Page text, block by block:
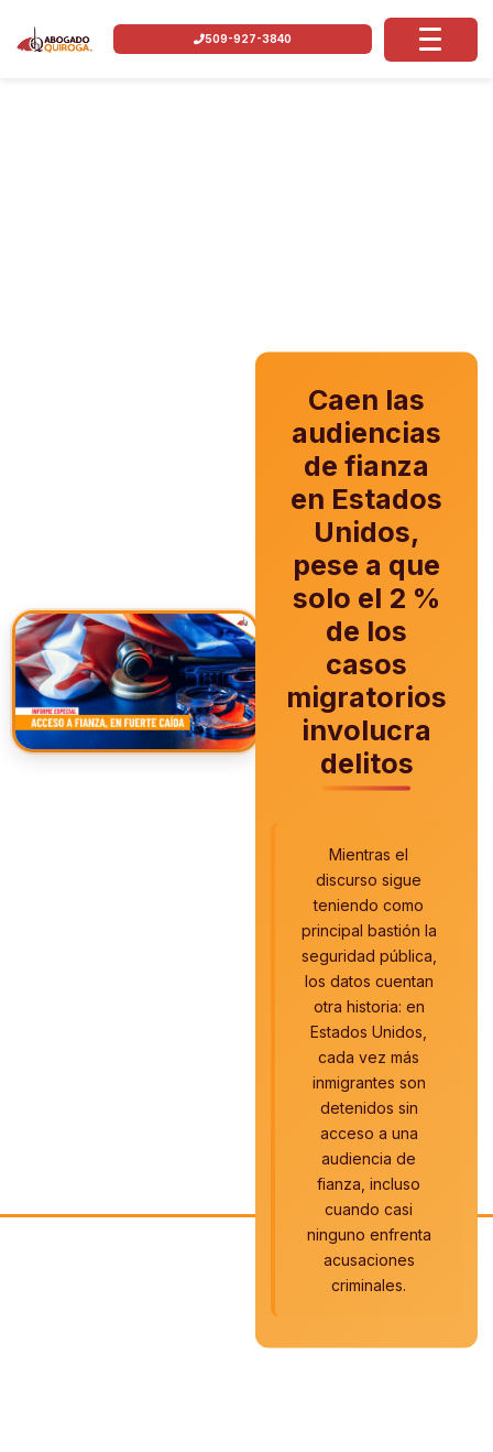
509-927-3840
Caen las
audiencias
de fianza
en Estados
Unidos,
pese a que
solo el 2 %
de los
casos
migratorios
involucra
delitos
Mientras el
discurso sigue
teniendo como
principal bastión la
seguridad pública,
los datos cuentan
otra historia: en
Estados Unidos,
cada vez más
inmigrantes son
detenidos sin
acceso a una
audiencia de
fianza, incluso
cuando casi
ninguno enfrenta
acusaciones
criminales.